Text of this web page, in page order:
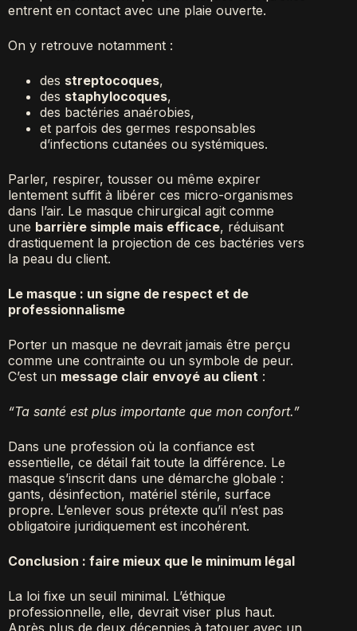
entrent en contact avec une plaie ouverte.
On y retrouve notamment :
des streptocoques,
des staphylocoques,
des bactéries anaérobies,
et parfois des germes responsables
d’infections cutanées ou systémiques.
Parler, respirer, tousser ou même expirer
lentement suffit à libérer ces micro-organismes
dans l’air. Le masque chirurgical agit comme
une barrière simple mais efficace, réduisant
drastiquement la projection de ces bactéries vers
la peau du client.
Le masque : un signe de respect et de
professionnalisme
Porter un masque ne devrait jamais être perçu
comme une contrainte ou un symbole de peur.
C’est un message clair envoyé au client :
“Ta santé est plus importante que mon confort.”
Dans une profession où la confiance est
essentielle, ce détail fait toute la différence. Le
masque s’inscrit dans une démarche globale :
gants, désinfection, matériel stérile, surface
propre. L’enlever sous prétexte qu’il n’est pas
obligatoire juridiquement est incohérent.
Conclusion : faire mieux que le minimum légal
La loi fixe un seuil minimal. L’éthique
professionnelle, elle, devrait viser plus haut.